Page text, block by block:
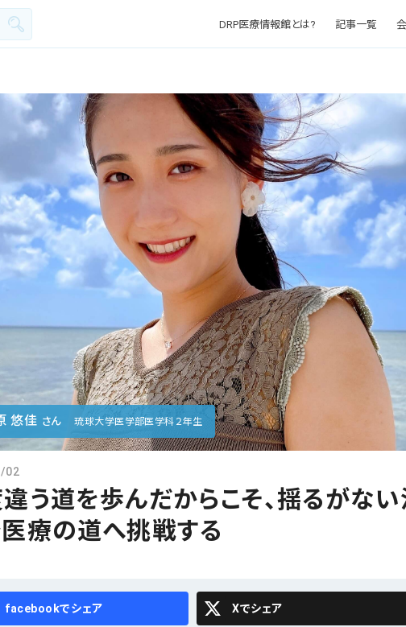
DRP医療情報館とは? 記事一覧
悠佳 さん 琉球大学医学部医学科２年生
02
う道を歩んだからこそ、揺るがな
療の道へ挑戦する
X